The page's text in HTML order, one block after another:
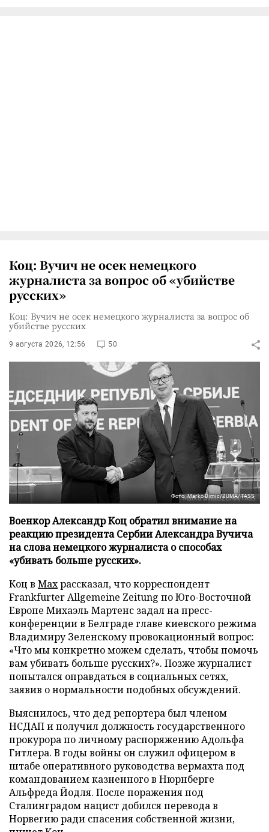
Коц: Вучич не осек немецкого
журналиста за вопрос об «убийстве
русских»
Коц: Вучич не осек немецкого журналиста за вопрос об
убийстве русских
9 августа 2026, 12:56 50
Фото: Marko Dimic/ZUMA/TASS
Военкор Александр Коц обратил внимание на
реакцию президента Сербии Александра Вучича
на слова немецкого журналиста о способах
«убивать больше русских».
Коц в Махрассказал, что корреспондент
Frankfurter Allgemeine Zeitung по Юго-Восточной
Европе Михаэль Мартенс задал на пресс-
конференции в Белграде главе киевского режима
Владимиру Зеленскому провокационный вопрос:
«Что мы конкретно можем сделать, чтобы помочь
вам убивать больше русских?». Позже журналист
попытался оправдаться в социальных сетях,
заявив о нормальности подобных обсуждений.
Выяснилось, что дед репортера был членом
НСДАП и получил должность государственного
прокурора по личному распоряжению Адольфа
Гитлера. В годы войны он служил офицером в
штабе оперативного руководства вермахта под
командованием казненного в Нюрнберге
Альфреда Йодля. После поражения под
Сталинградом нацист добился перевода в
Норвегию ради спасения собственной жизни,